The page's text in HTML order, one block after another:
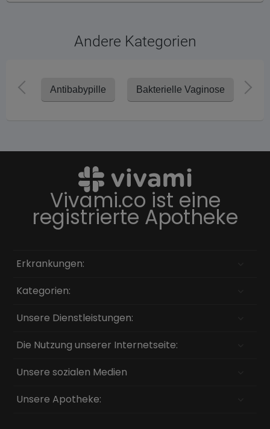
Andere Kategorien
Antibabypille Bakterielle Vaginose
Vivami.co ist eine
registrierte Apotheke
Erkrankungen:
Kategorien:
Unsere Dienstleistungen:
Die Nutzung unserer Internetseite:
Unsere sozialen Medien
Unsere Apotheke: